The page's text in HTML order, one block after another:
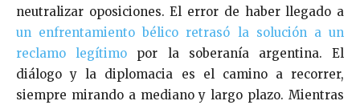
neutralizar oposiciones. El error de haber llegado a
un enfrentamiento bélico retrasó la solución a un
reclamo legítimo por la soberanía argentina. El
diálogo y la diplomacia es el camino a recorrer,
siempre mirando a mediano y largo plazo. Mientras